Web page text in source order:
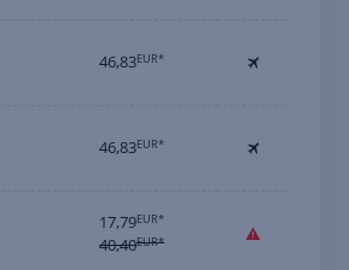
46,83EUR*
46,83EUR*
17,79EUR*
40,40EUR*